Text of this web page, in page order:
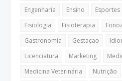
Engenharia
Ensino Esportes
Fisiologia
Fisioterapia
Gastronomia
Gestaçao
Licenciatura
Marketing
Medicina Veterinária
Nutrição